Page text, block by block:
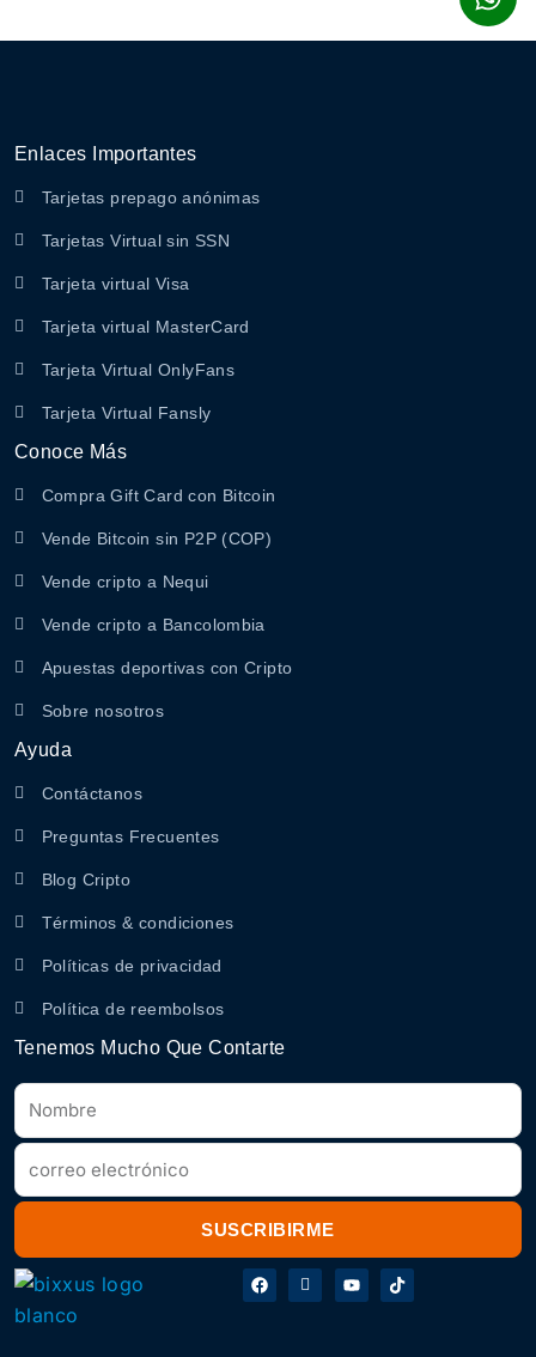
Enlaces Importantes
Tarjetas prepago anónimas
Tarjetas Virtual sin SSN
Tarjeta virtual Visa
Tarjeta virtual MasterCard
Tarjeta Virtual OnlyFans
Tarjeta Virtual Fansly
Conoce Más
Compra Gift Card con Bitcoin
Vende Bitcoin sin P2P (COP)
Vende cripto a Nequi
Vende cripto a Bancolombia
Apuestas deportivas con Cripto
Sobre nosotros
Ayuda
Contáctanos
Preguntas Frecuentes
Blog Cripto
Términos & condiciones
Políticas de privacidad
Política de reembolsos
Tenemos Mucho Que Contarte
SUSCRIBIRME
F
a
c
M
y
i
Y
o
u
T
i
k